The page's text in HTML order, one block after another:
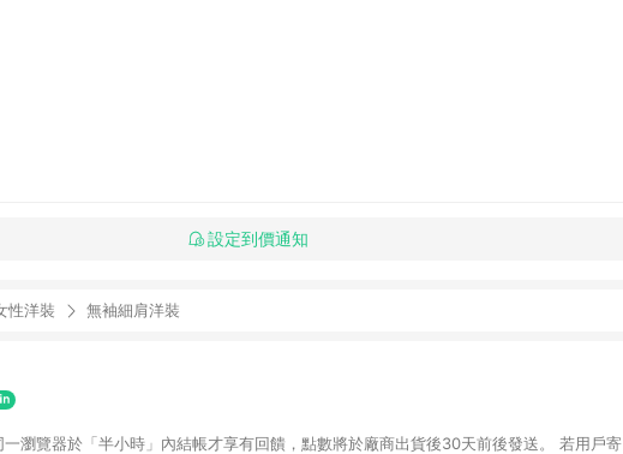
設定到價通知
性洋裝 無袖細肩洋裝
瀏覽器於「半小時」內結帳才享有回饋，點數將於廠商出貨後30天前後發送。 若用戶寄